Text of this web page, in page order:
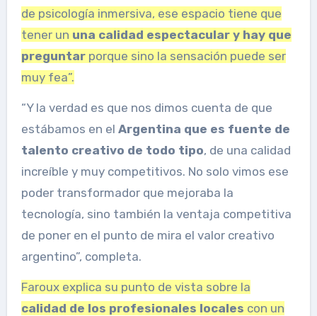
de psicología inmersiva, ese espacio tiene que
tener un una calidad espectacular y hay que
preguntarporque sino la sensación puede ser
muy fea”.
“Y la verdad es que nos dimos cuenta de que
estábamos en el Argentina que es fuente de
talento creativo de todo tipo, de una calidad
increíble y muy competitivos. No solo vimos ese
poder transformador que mejoraba la
tecnología, sino también la ventaja competitiva
de poner en el punto de mira el valor creativo
argentino”, completa.
Faroux explica su punto de vista sobre la
calidad de los profesionales locales con un